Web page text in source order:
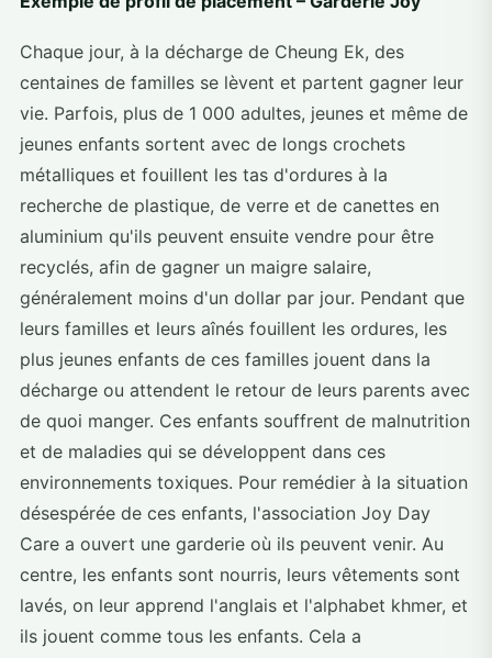
Chaque jour, à la décharge de Cheung Ek, des
centaines de familles se lèvent et partent gagner leur
vie. Parfois, plus de 1 000 adultes, jeunes et même de
jeunes enfants sortent avec de longs crochets
métalliques et fouillent les tas d'ordures à la
recherche de plastique, de verre et de canettes en
aluminium qu'ils peuvent ensuite vendre pour être
recyclés, afin de gagner un maigre salaire,
généralement moins d'un dollar par jour. Pendant que
leurs familles et leurs aînés fouillent les ordures, les
plus jeunes enfants de ces familles jouent dans la
décharge ou attendent le retour de leurs parents avec
de quoi manger. Ces enfants souffrent de malnutrition
et de maladies qui se développent dans ces
environnements toxiques. Pour remédier à la situation
désespérée de ces enfants, l'association Joy Day
Care a ouvert une garderie où ils peuvent venir. Au
centre, les enfants sont nourris, leurs vêtements sont
lavés, on leur apprend l'anglais et l'alphabet khmer, et
ils jouent comme tous les enfants. Cela a